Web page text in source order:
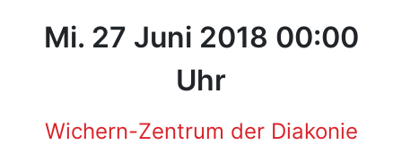
Mi. 27 Juni 2018 00:00
Uhr
Wichern-Zentrum der Diakonie